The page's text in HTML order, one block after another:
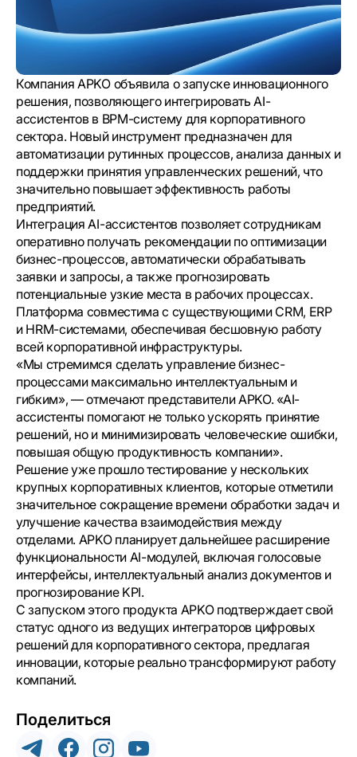
Компания APKO объявила о запуске инновационного
решения, позволяющего интегрировать AI-
ассистентов в BPM-систему для корпоративного
сектора. Новый инструмент предназначен для
автоматизации рутинных процессов, анализа данных и
поддержки принятия управленческих решений, что
значительно повышает эффективность работы
предприятий.
Интеграция AI-ассистентов позволяет сотрудникам
оперативно получать рекомендации по оптимизации
бизнес-процессов, автоматически обрабатывать
заявки и запросы, а также прогнозировать
потенциальные узкие места в рабочих процессах.
Платформа совместима с существующими CRM, ERP
и HRM-системами, обеспечивая бесшовную работу
всей корпоративной инфраструктуры.
«Мы стремимся сделать управление бизнес-
процессами максимально интеллектуальным и
гибким», — отмечают представители APKO. «AI-
ассистенты помогают не только ускорять принятие
решений, но и минимизировать человеческие ошибки,
повышая общую продуктивность компании».
Решение уже прошло тестирование у нескольких
крупных корпоративных клиентов, которые отметили
значительное сокращение времени обработки задач и
улучшение качества взаимодействия между
отделами. APKO планирует дальнейшее расширение
функциональности AI-модулей, включая голосовые
интерфейсы, интеллектуальный анализ документов и
прогнозирование KPI.
С запуском этого продукта APKO подтверждает свой
статус одного из ведущих интеграторов цифровых
решений для корпоративного сектора, предлагая
инновации, которые реально трансформируют работу
компаний.
Поделиться